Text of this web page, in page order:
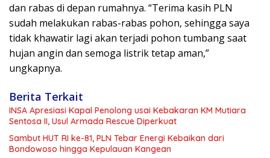
dan rabas di depan rumahnya. “Terima kasih PLN
sudah melakukan rabas-rabas pohon, sehingga saya
tidak khawatir lagi akan terjadi pohon tumbang saat
hujan angin dan semoga listrik tetap aman,”
ungkapnya.
Berita Terkait
INSA Apresiasi Kapal Penolong usai Kebakaran KM Mutiara
Sentosa II, Usul Armada Rescue Diperkuat
Sambut HUT RI ke-81, PLN Tebar Energi Kebaikan dari
Bondowoso hingga Kepulauan Kangean